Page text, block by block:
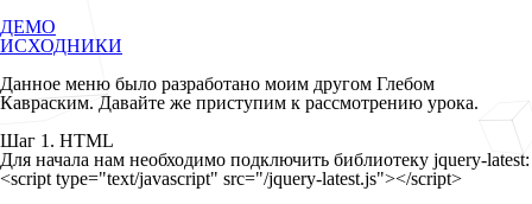
ДЕМО
ИСХОДНИКИ
Данное меню было разработано моим другом Глебом
Кавраским. Давайте же приступим к рассмотрению урока.
Шаг 1. HTML
Для начала нам необходимо подключить библиотеку jquery-latest:
<script type="text/javascript" src="/jquery-latest.js"></script>